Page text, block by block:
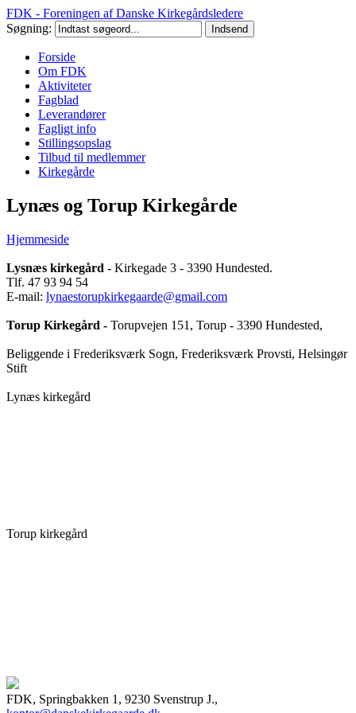
FDK - Foreningen af Danske Kirkegårdsledere
Søgning:
Forside
Om FDK
Aktiviteter
Fagblad
Leverandører
Fagligt info
Stillingsopslag
Tilbud til medlemmer
Kirkegårde
Lynæs og Torup Kirkegårde
Hjemmeside
Lysnæs kirkegård - Kirkegade 3 - 3390 Hundested.
Tlf. 47 93 94 54
E-mail: lynaestorupkirkegaarde@gmail.com
Torup Kirkegård - Torupvejen 151, Torup - 3390 Hundested,
Beliggende i Frederiksværk Sogn, Frederiksværk Provsti, Helsingør
Stift
Lynæs kirkegård
Torup kirkegård
FDK, Springbakken 1, 9230 Svenstrup J.,